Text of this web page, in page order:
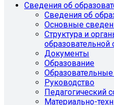
Сведения об
Сведения об
Основные
Структура и
образовательной
Документы
Образование
Руководство
Педагогический
Материально-